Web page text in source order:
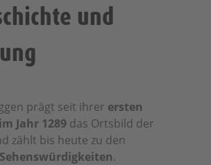
und
prägt seit ihrer ersten
Jahr 1289das Ortsbild der
zählt bis heute zu den
.